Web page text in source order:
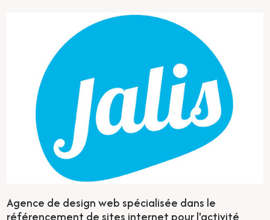
Agence de design web spécialisée dans le
référencement de sites internet pour l'activité